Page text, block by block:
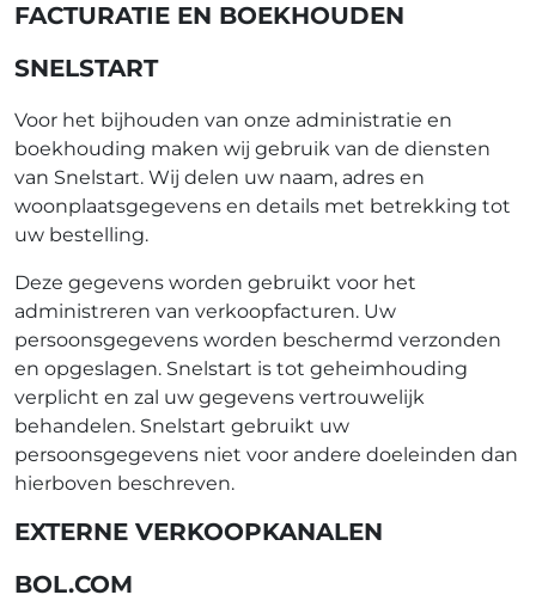
FACTURATIE EN BOEKHOUDEN
SNELSTART
Voor het bijhouden van onze administratie en
boekhouding maken wij gebruik van de diensten
van Snelstart. Wij delen uw naam, adres en
woonplaatsgegevens en details met betrekking tot
uw bestelling.
Deze gegevens worden gebruikt voor het
administreren van verkoopfacturen. Uw
persoonsgegevens worden beschermd verzonden
en opgeslagen. Snelstart is tot geheimhouding
verplicht en zal uw gegevens vertrouwelijk
behandelen. Snelstart gebruikt uw
persoonsgegevens niet voor andere doeleinden dan
hierboven beschreven.
EXTERNE VERKOOPKANALEN
BOL.COM